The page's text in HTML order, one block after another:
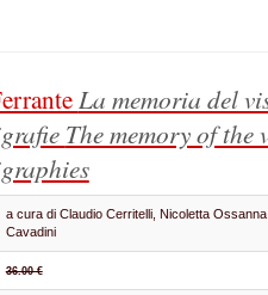
La memoria del
The memory of
a cura di Claudio Cerritelli, Nicoletta Ossanna
Cavadini
36.00 €